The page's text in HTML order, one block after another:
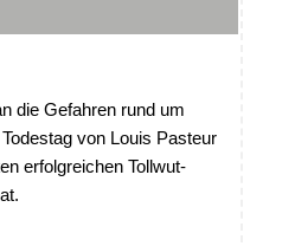
die Gefahren rund um
von Louis Pasteur
erfolgreichen Tollwut-